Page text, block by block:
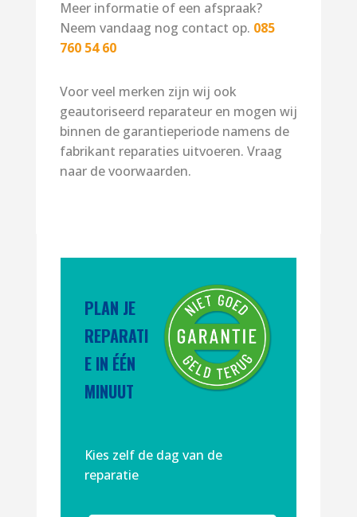
Meer informatie of een afspraak?
Neem vandaag nog contact op. 085
760 54 60
Voor veel merken zijn wij ook
geautoriseerd reparateur en mogen wij
binnen de garantieperiode namens de
fabrikant reparaties uitvoeren. Vraag
naar de voorwaarden.
PLAN JE
REPARATI
E IN ÉÉN
MINUUT
Kies zelf de dag van de
reparatie